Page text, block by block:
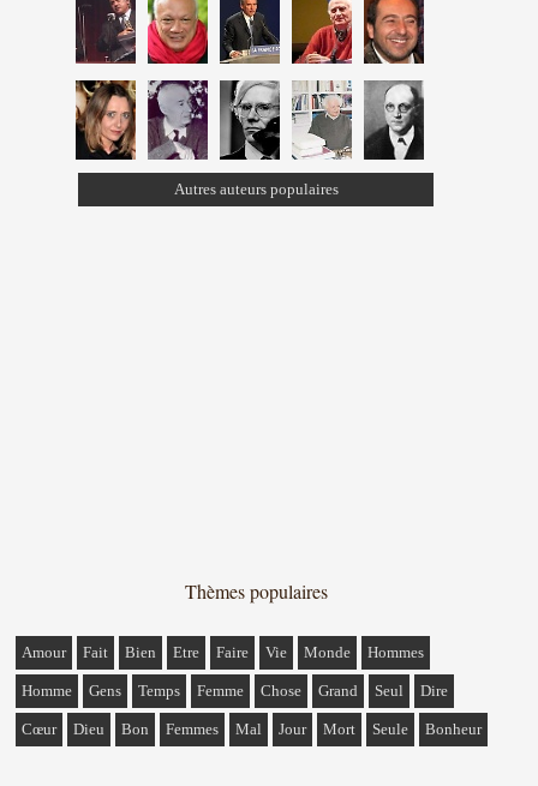
Autres auteurs populaires
Thèmes populaires
Amour Fait Bien Etre Faire Vie Monde Hommes
Homme Gens Temps Femme Chose Grand Seul Dire
Cœur Dieu Bon Femmes Mal Jour Mort Seule Bonheur